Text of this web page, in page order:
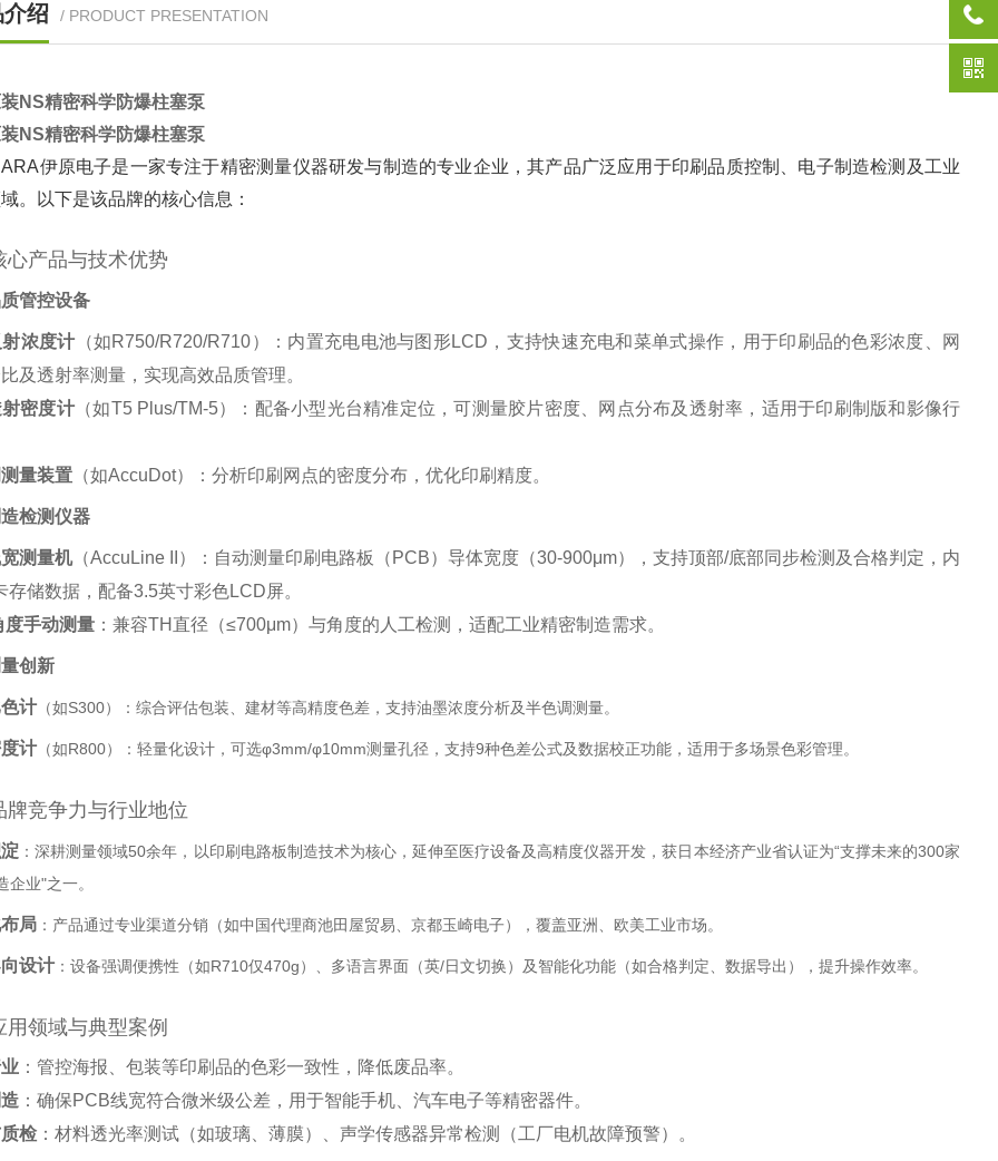
绍 / PRODUCT PRESENTATION
NS精密科学防爆柱塞泵
NS精密科学防爆柱塞泵
伊原电子是一家专注于精密测量仪器研发与制造的专业企业，其产品广泛应用于印刷品质控制、电子制造检测及工业
。以下是该品牌的核心信息：
心产品与技术优势
管控设备
浓度计 ‌（如R750/R720/R710）：内置充电电池与图形LCD，支持快速充电和菜单式操作，用于印刷品的色彩浓度、网
及透射率测量，实现高效品质管理。‌
密度计‌（如T5 Plus/TM-5）：配备小型光台精准定位，可测量胶片密度、网点分布及透射率，适用于印刷制版和影像行
量装置 ‌（如AccuDot）：分析印刷网点的密度分布，优化印刷精度。‌
检测仪器
测量机‌（AccuLine II）：自动测量印刷电路板（PCB）导体宽度（30-900μm），支持顶部/底部同步检测及合格判定，内
存储数据，配备3.5英寸彩色LCD屏。‌
度手动测量 ‌：兼容TH直径（≤700μm）与角度的人工检测，适配工业精密制造需求。‌
创新
计 ‌（如S300）：综合评估包装、建材等高精度色差，支持油墨浓度分析及半色调测量。‌
计 ‌（如R800）：轻量化设计，可选φ3mm/φ10mm测量孔径，支持9种色差公式及数据校正功能，适用于多场景色彩管理。‌
牌竞争力与行业地位
‌：深耕测量领域50余年，以印刷电路板制造技术为核心，延伸至医疗设备及高精度仪器开发，获日本经济产业省认证为“支撑未来的300家
企业"之一。‌
局 ‌：产品通过专业渠道分销（如中国代理商池田屋贸易、京都玉崎电子），覆盖亚洲、欧美工业市场。‌
设计 ‌：设备强调便携性（如R710仅470g）、多语言界面（英/日文切换）及智能化功能（如合格判定、数据导出），提升操作效率。‌
用领域与典型案例
‌：管控海报、包装等印刷品的色彩一致性，降低废品率。‌
‌：确保PCB线宽符合微米级公差，用于智能手机、汽车电子等精密器件。‌
检 ‌：材料透光率测试（如玻璃、薄膜）、声学传感器异常检测（工厂电机故障预警）。